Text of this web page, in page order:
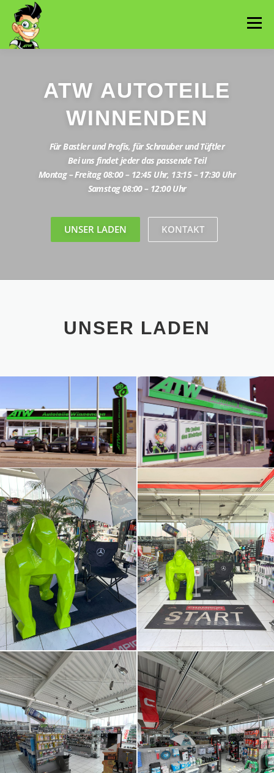
Inhalt
springen
Menü
IMPRESSUM UND DATENSCHUTZ
ATW AUTOTEILE
WINNENDEN
Für Bastler und Profis, für Schrauber und Tüftler
Bei uns findet jeder das passende Teil
Montag – Freitag 08:00 – 12:45 Uhr, 13:15 – 17:30 Uhr
Samstag 08:00 – 12:00 Uhr
UNSER LADEN KONTAKT
UNSER LADEN